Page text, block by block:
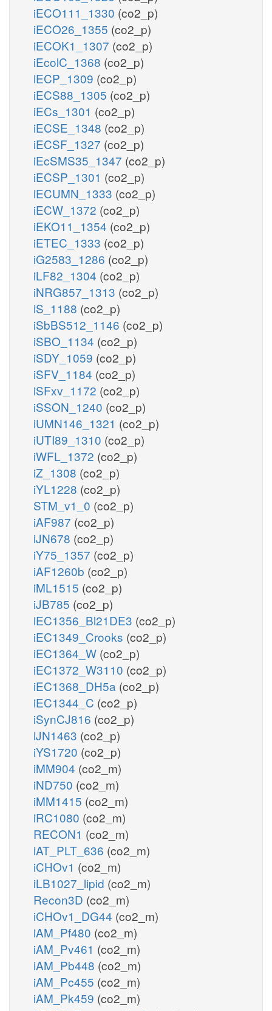
iECO111_1330 (co2_p)
iECO26_1355 (co2_p)
iECOK1_1307 (co2_p)
iEcolC_1368 (co2_p)
iECP_1309 (co2_p)
iECS88_1305 (co2_p)
iECs_1301 (co2_p)
iECSE_1348 (co2_p)
iECSF_1327 (co2_p)
iEcSMS35_1347 (co2_p)
iECSP_1301 (co2_p)
iECUMN_1333 (co2_p)
iECW_1372 (co2_p)
iEKO11_1354 (co2_p)
iETEC_1333 (co2_p)
iG2583_1286 (co2_p)
iLF82_1304 (co2_p)
iNRG857_1313 (co2_p)
iS_1188 (co2_p)
iSbBS512_1146 (co2_p)
iSBO_1134 (co2_p)
iSDY_1059 (co2_p)
iSFV_1184 (co2_p)
iSFxv_1172 (co2_p)
iSSON_1240 (co2_p)
iUMN146_1321 (co2_p)
iUTI89_1310 (co2_p)
iWFL_1372 (co2_p)
iZ_1308 (co2_p)
iYL1228 (co2_p)
STM_v1_0 (co2_p)
iAF987 (co2_p)
iJN678 (co2_p)
iY75_1357 (co2_p)
iAF1260b (co2_p)
iML1515 (co2_p)
iJB785 (co2_p)
iEC1356_Bl21DE3 (co2_p)
iEC1349_Crooks (co2_p)
iEC1364_W (co2_p)
iEC1372_W3110 (co2_p)
iEC1368_DH5a (co2_p)
iEC1344_C (co2_p)
iSynCJ816 (co2_p)
iJN1463 (co2_p)
iYS1720 (co2_p)
iMM904 (co2_m)
iND750 (co2_m)
iMM1415 (co2_m)
iRC1080 (co2_m)
RECON1 (co2_m)
iAT_PLT_636 (co2_m)
iCHOv1 (co2_m)
iLB1027_lipid (co2_m)
Recon3D (co2_m)
iCHOv1_DG44 (co2_m)
iAM_Pf480 (co2_m)
iAM_Pv461 (co2_m)
iAM_Pb448 (co2_m)
iAM_Pc455 (co2_m)
iAM_Pk459 (co2_m)